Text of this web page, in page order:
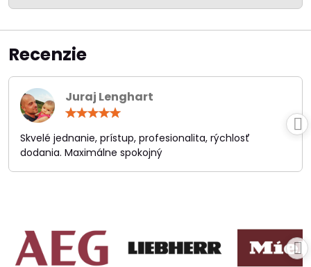
Recenzie
Juraj Lenghart
/
5
Skvelé jednanie, prístup, profesionalita, rýchlosť
dodania. Maximálne spokojný